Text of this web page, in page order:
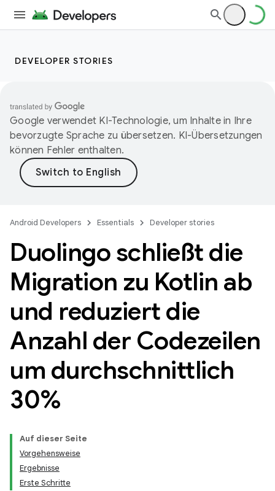
DEVELOPER STORIES
Google verwendet KI-Technologie, um Inhalte in Ihre
bevorzugte Sprache zu übersetzen. KI-Übersetzungen
können Fehler enthalten.
Android Developers Essentials Developer stories
Duolingo schließt die
Migration zu Kotlin ab
und reduziert die
Anzahl der Codezeilen
um durchschnittlich
30%
Auf dieser Seite
Vorgehensweise
Ergebnisse
Erste Schritte